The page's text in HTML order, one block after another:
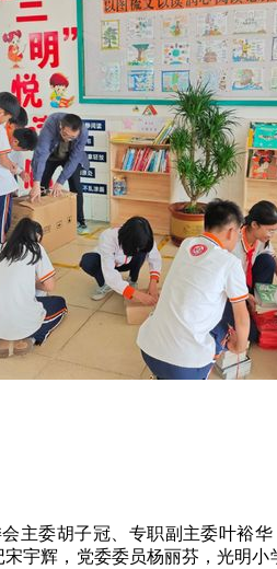
主委胡子冠、专职副主委叶裕
宇辉，党委委员杨丽芬，光明小